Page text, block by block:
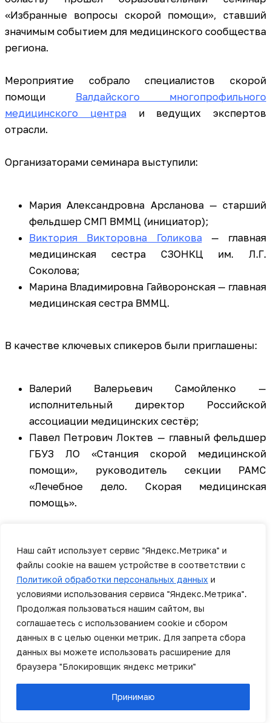
Наш сайт использует сервис "Яндекс.Метрика" и
файлы cookie на вашем устройстве в соответствии с
Политикой обработки персональных данных и
условиями использования сервиса "Яндекс.Метрика".
Продолжая пользоваться нашим сайтом, вы
соглашаетесь с использованием cookie и сбором
данных в с целью оценки метрик. Для запрета сбора
данных вы можете использовать расширение для
браузера "Блокировщик яндекс метрики"
Принимаю
«Избранные вопросы скорой помощи», ставший
значимым событием для медицинского сообщества
региона.
Мероприятие собрало специалистов скорой
помощи Валдайского многопрофильного
медицинского центраи ведущих экспертов
отрасли.
Организаторами семинара выступили:
Мария Александровна Арсланова — старший
фельдшер СМП ВММЦ (инициатор);
Виктория Викторовна Голикова— главная
медицинская сестра СЗОНКЦ им. Л.Г.
Соколова;
Марина Владимировна Гайворонская — главная
медицинская сестра ВММЦ.
В качестве ключевых спикеров были приглашены:
Валерий Валерьевич Самойленко —
исполнительный директор Российской
ассоциации медицинских сестёр;
Павел Петрович Локтев — главный фельдшер
ГБУЗ ЛО «Станция скорой медицинской
помощи», руководитель секции РАМС
«Лечебное дело. Скорая медицинская
помощь».
тем, включая современные протоколы лечения,
передовые методики оказания неотложной
помощи и лучшие практики в работе выездных
бригад.
Мероприятие прошло в интерактивном формате.
Особое внимание было уделено практической
части, в рамках которой состоялись мастер-классы
по отработке алгоритмов действий в критических
ситуациях и разбору клинических случаев.